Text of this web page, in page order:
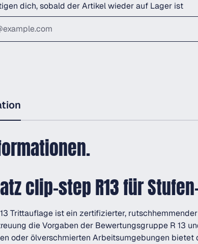
dich, sobald der Artikel wieder auf Lager ist
clip-step R13 für
Trittauflage ist ein zertifizierter,
die Vorgaben der Bewertungsgruppe R 13
oder ölverschmierten Arbeitsumgebungen